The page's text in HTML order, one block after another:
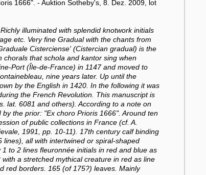
1666". - Auktion Sotheby's, 8. Dez. 2009, lot
illuminated with splendid knotwork initials
etc. Very fine Gradual with the chants from
Cisterciense' (Cistercian gradual) is the
that schola and kantor sing when
Port (Île-de-France) in 1147 and moved to
nine years later. Up until the
by the English in 1420. In the following it was
the French Revolution. This manuscript is
lat. 6081 and others). According to a note on
the prior: "Ex choro Prioris 1666". Around ten
of public collections in France (cf. A.
1991, pp. 10-11). 17th century calf binding
all with intertwined or spiral-shaped
to 2 lines fleuronnée initials in red and blue as
a stretched mythical creature in red as line
red borders. 165 (of 175?) leaves. Mainly